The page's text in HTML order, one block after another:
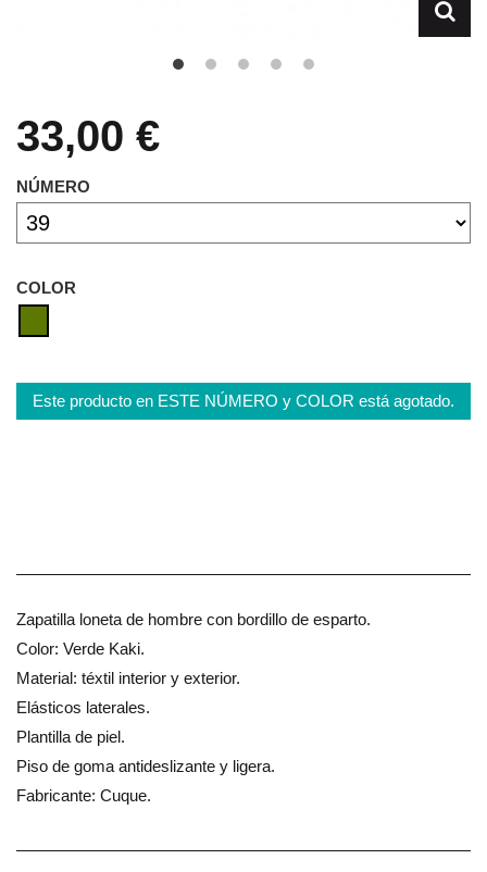
33,00 €
NÚMERO
COLOR
Este producto en ESTE NÚMERO y COLOR está agotado.
Zapatilla loneta de hombre con bordillo de esparto.
Color: Verde Kaki.
Material: téxtil interior y exterior.
Elásticos laterales.
Plantilla de piel.
Piso de goma antideslizante y ligera.
Fabricante: Cuque.